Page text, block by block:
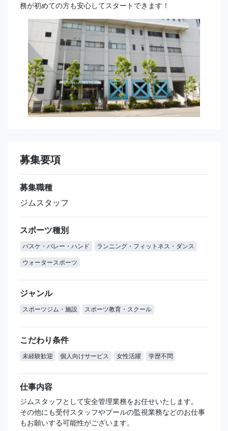
務が初めての方も安心してスタートできます！
募集要項
募集職種
ジムスタッフ
スポーツ種別
バスケ・バレー・ハンド ランニング・フィットネス・ダンス
ウォータースポーツ
ジャンル
スポーツジム・施設 スポーツ教育・スクール
こだわり条件
未経験歓迎 個人向けサービス 女性活躍 学歴不問
仕事内容
ジムスタッフとして安全管理業務をお任せいたします。
その他にも受付スタッフやプールの監視業務などのお仕事
もお願いする可能性がございます。